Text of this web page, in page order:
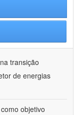
transição
de energias
objetivo